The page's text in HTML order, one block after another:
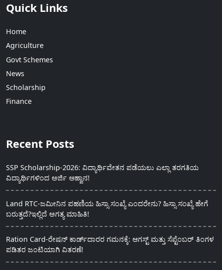
Quick Links
Home
Agriculture
Govt Schemes
News
Scholarship
Finance
Recent Posts
SSP Scholarship-2026: ವಿದ್ಯಾರ್ಥಿವೇತನ ಪಡೆಯಲು ಎಲ್ಲಾ ತರಗತಿಯ
ವಿದ್ಯಾರ್ಥಿಗಳಿಂದ ಅರ್ಜಿ ಆಹ್ವಾನ!
Land RTC-ಜಮೀನಿನ ಪಹಣಿಯ ಹಿಸ್ಸಾ ಸಂಖ್ಯೆ ಎಂದರೇನು? ಹಿಸ್ಸಾ ಸಂಖ್ಯೆ ಹೇಗೆ
ಬರುತ್ತದೆ?ಇಲ್ಲಿದೆ ಅಗತ್ಯ ಮಾಹಿತಿ!
Ration Card-ರೇಷನ್ ಕಾರ್ಡ್‍ದಾರರ ಗಮನಕ್ಕೆ: ಆಗಸ್ಟ್ ಮತ್ತು ಸೆಪ್ಟೆಂಬರ್ ತಿಂಗಳ
ಪಡಿತರ ಜಂಟಿಯಾಗಿ ವಿತರಣೆ!